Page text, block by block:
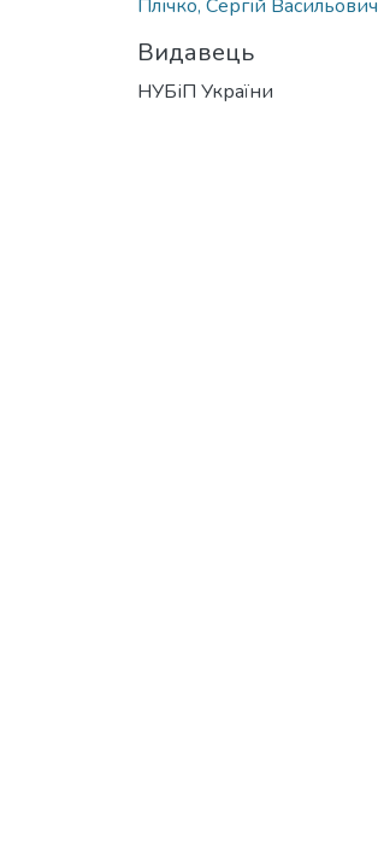
Плічко, Сергій Васильович
Видавець
НУБіП України